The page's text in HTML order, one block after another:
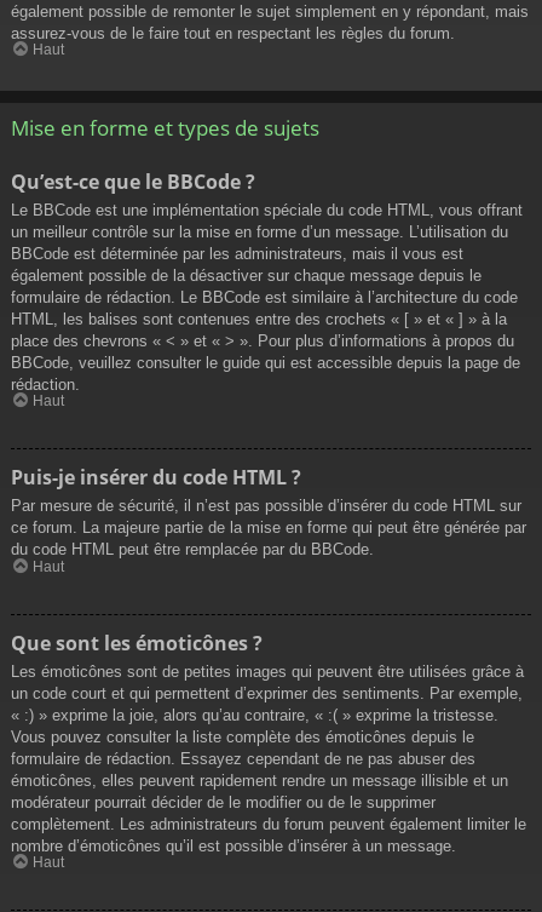
également possible de remonter le sujet simplement en y répondant, mais
assurez-vous de le faire tout en respectant les règles du forum.
Haut
Mise en forme et types de sujets
Qu’est-ce que le BBCode ?
Le BBCode est une implémentation spéciale du code HTML, vous offrant
un meilleur contrôle sur la mise en forme d’un message. L’utilisation du
BBCode est déterminée par les administrateurs, mais il vous est
également possible de la désactiver sur chaque message depuis le
formulaire de rédaction. Le BBCode est similaire à l’architecture du code
HTML, les balises sont contenues entre des crochets « [ » et « ] » à la
place des chevrons « < » et « > ». Pour plus d’informations à propos du
BBCode, veuillez consulter le guide qui est accessible depuis la page de
rédaction.
Haut
Puis-je insérer du code HTML ?
Par mesure de sécurité, il n’est pas possible d’insérer du code HTML sur
ce forum. La majeure partie de la mise en forme qui peut être générée par
du code HTML peut être remplacée par du BBCode.
Haut
Que sont les émoticônes ?
Les émoticônes sont de petites images qui peuvent être utilisées grâce à
un code court et qui permettent d’exprimer des sentiments. Par exemple,
« :) » exprime la joie, alors qu’au contraire, « :( » exprime la tristesse.
Vous pouvez consulter la liste complète des émoticônes depuis le
formulaire de rédaction. Essayez cependant de ne pas abuser des
émoticônes, elles peuvent rapidement rendre un message illisible et un
modérateur pourrait décider de le modifier ou de le supprimer
complètement. Les administrateurs du forum peuvent également limiter le
nombre d’émoticônes qu’il est possible d’insérer à un message.
Haut